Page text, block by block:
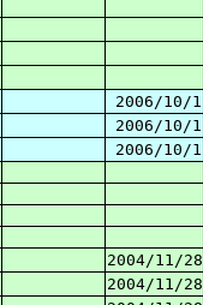
2006/10/1
2006/10/1
2006/10/1
2004/11/28
2004/11/28